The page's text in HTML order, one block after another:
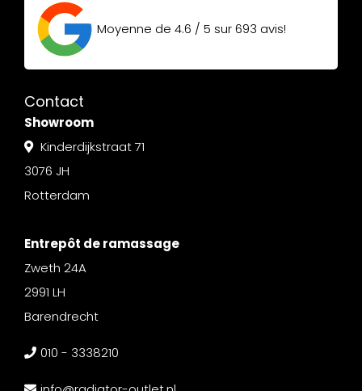
Moyenne de 4.6 / 5 sur693 avis!
Contact
Showroom
Kinderdijkstraat 71
3076 JH
Rotterdam
Entrepôt de ramassage
Zweth 24A
2991 LH
Barendrecht
010 - 3338210